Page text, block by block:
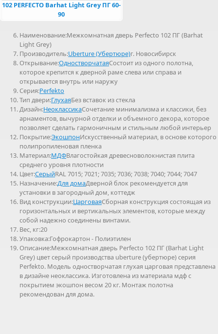
102 PERFECTO Barhat Light Grey ПГ 60-
90
Наименование:Межкомнатная дверь Perfecto 102 ПГ (Barhat
Light Grey)
Производитель:Uberture (Убертюре)г. Новосибирск
Открывание:ОдностворчатаяСостоит из одного полотна,
которое крепится к дверной раме слева или справа и
открывается внутрь или наружу
Серия:Perfekto
Тип двери:ГлухаяБез вставок из стекла
Дизайн:НеоклассикаСочетание минимализма и классики, без
арнаментов, вычурной отделки и объемного декора, которое
позволяет сделать гармоничным и стильным любой интерьер
Покрытие:ЭкошпонИскусственный материал, в основе которого
полипропиленовая пленка
Материал:МДФВлагостойкая древесноволокнистая плита
среднего уровня плотности
Цвет:СерыйRAL 7015; 7021; 7035; 7036; 7038; 7040; 7044; 7047
Назначение:Для домаДверной блок рекомендуется для
установки в загородный дом, коттедж
Вид конструкции:ЦарговаяСборная конструкция состоящая из
горизонтальных и вертикальных элементов, которые между
собой надежно соединены винтами.
Вес, кг:20
Упаковка:Гофрокартон - Полиэтилен
Описание:Межкомнатная дверь Perfecto 102 ПГ (Barhat Light
Grey) цвет серый производства uberture (убертюре) серия
Perfekto. Модель одностворчатая глухая царговая представлена
в дизайне неоклассика. Изготовлена из материала мдф с
покрытием экошпон весом 20 кг. Монтаж полотна
рекомендован для дома.